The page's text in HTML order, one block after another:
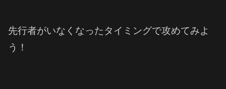
先行者がいなくなったタイミングで攻めてみよ
う！